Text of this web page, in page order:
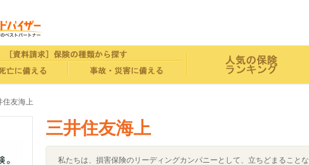
住友海上
三井住友海上
私たちは、損害保険のリーディングカンパニーとして、立ちどまることな